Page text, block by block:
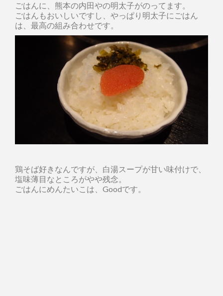
ごはんに、熊本の内田やの明太子がのってます。
ごはんもおいしいですし、やっぱり明太子にごはん
は、最高の組み合わせです。
鶏そば好きなんですが、白湯スープが甘い味付けで、
塩味薄目なところがやや残念。
ごはんにめんたいこは、Goodです。